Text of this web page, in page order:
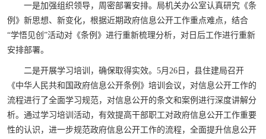
一是加强组织领导，周密部署安排。局机关办公室认真研究《条
例》新思想、新变化，根据近期政府信息公开工作重点难点，结合
“学悟见创”活动对《条例》进行重新梳理分析，对日后工作进行重新
安排部署。
二是开展学习培训，确保取得实效。5月26日，县住建局召开
《中华人民共和国政府信息公开条例》培训会议，对信息公开工作的
流程进行了全面学习规范，对信息公开的条文和案例进行深度讲解分
析。通过学习培训活动，有效提高干部职工对政府信息公开工作重要
性的认识，进一步规范政府信息公开工作的流程，全面提升信息公开